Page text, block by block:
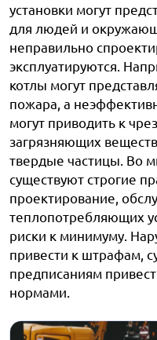
установки могут
для людей и
неправильно
эксплуатируются.
котлы могут
пожара, а
могут приводить к
загрязняющих
твердые частицы. Во
существуют строгие
проектирование,
теплопотребляющих
риски к минимуму.
привести к штрафам,
предписаниям
нормами.